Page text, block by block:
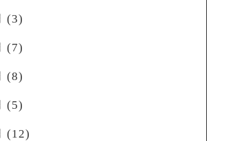
(3)
(7)
(8)
(5)
(12)